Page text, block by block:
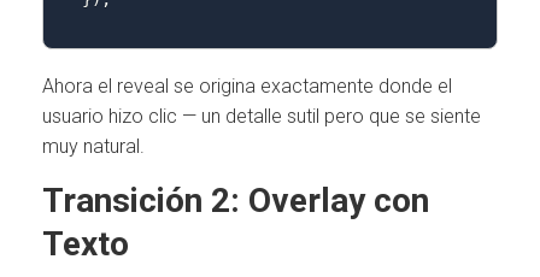
Ahora el reveal se origina exactamente donde el
usuario hizo clic — un detalle sutil pero que se siente
muy natural.
Transición 2: Overlay con
Texto